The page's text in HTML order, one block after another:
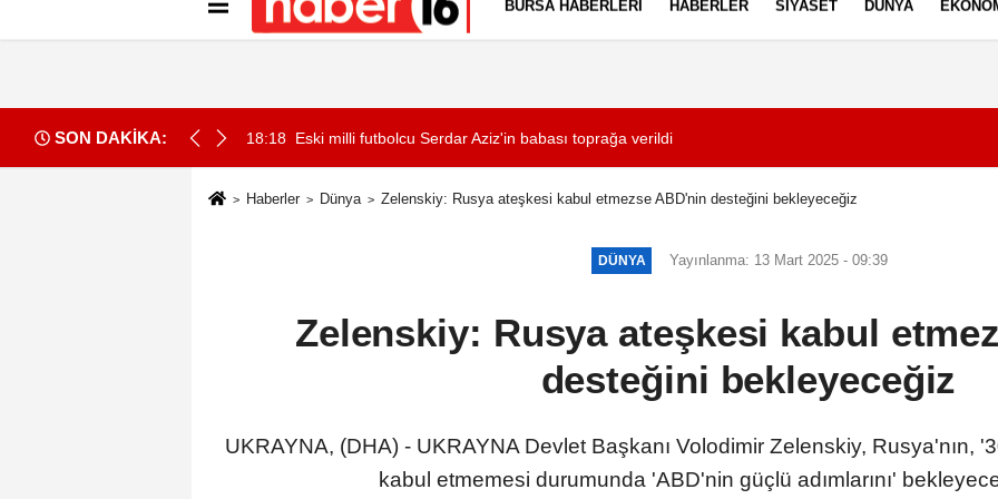
İletişim Gizlilik İlkeleri
BURSA HABERLERI HABERLER SIYASET DÜNYA
SON DAKİKA:
yangın -1 18:18 Eski milli futbolcu Serdar Aziz'in babası toprağa verildi Roketsan Genel
Haberler Dünya Zelenskiy: Rusya ateşkesi kabul etmezse ABD'nin desteğini bekleyeceğiz
DÜNYA Yayınlanma: 13 Mart 2025 - 09:39
Zelenskiy: Rusya ateşkesi kabul
desteğini bekleyeceğiz
UKRAYNA, (DHA) - UKRAYNA Devlet Başkanı Volodimir Zelenskiy, Rusya'nın,
kabul etmemesi durumunda 'ABD'nin güçlü adımlarını'